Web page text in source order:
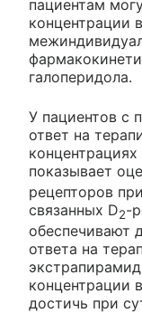
пациентам
концентрации
галоперидола.
У пациентов с
ответ на
показывает
рецепторов
связанных D2-
обеспечивают
ответа на
концентрации
достичь при